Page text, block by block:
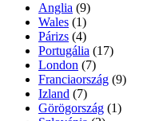
Anglia (9)
Wales (1)
Párizs (4)
Portugália (17)
London (7)
Franciaország (9)
Izland (7)
Görögország (1)